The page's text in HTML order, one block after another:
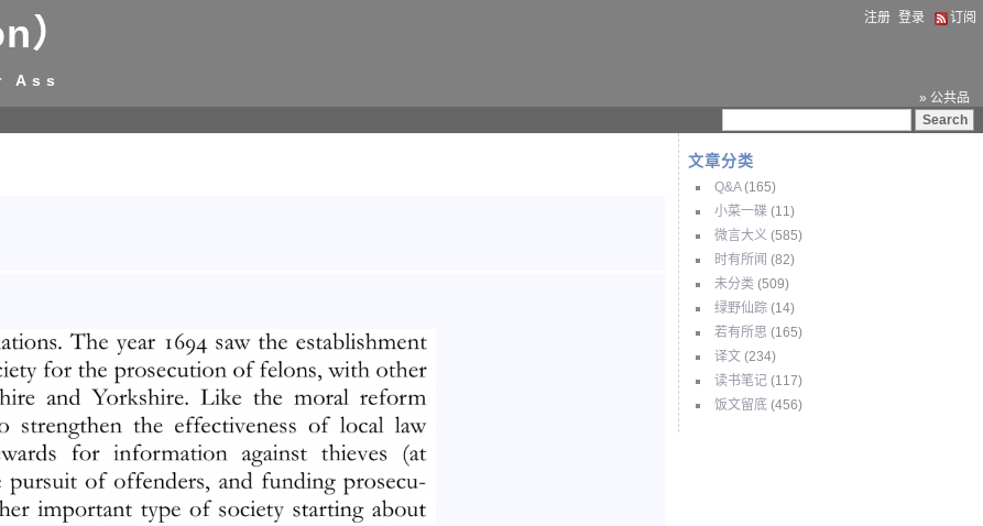
）
Ass
注册 登录 订阅
» 公共品
文章分类
Q&A(165)
小菜一碟 (11)
微言大义 (585)
时有所闻 (82)
未分类 (509)
绿野仙踪 (14)
若有所思 (165)
译文 (234)
读书笔记 (117)
饭文留底 (456)